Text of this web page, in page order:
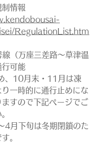
情報
RegulationList.htm
（万座三差路～草津温
行可能
、10月末・11月は凍
一時的に通行止めにな
ますので下記ページでご
月下旬は冬期閉鎖のた
。